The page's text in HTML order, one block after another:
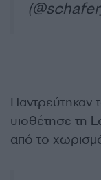
Παντρεύτηκαν
υιοθέτησε τη
από το